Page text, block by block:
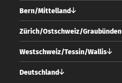
Express Personal AG
Steinenvorstadt 73
CH-4010 Basel
+41 61 228 70 10
basel@expresspersonal.ch
Bern/Mittelland
Express Personal AG
Zeughausgasse 24
CH-3001 Bern
+41 31 318 98 18
bern@expresspersonal.ch
Zürich/Ostschweiz/Graubünden
Express Personal AG
Bahnhofstrasse 10
CH-8001 Zürich
Westschweiz/Tessin/Wallis
Express Personal AG
Zeughausgasse 24
Deutschland